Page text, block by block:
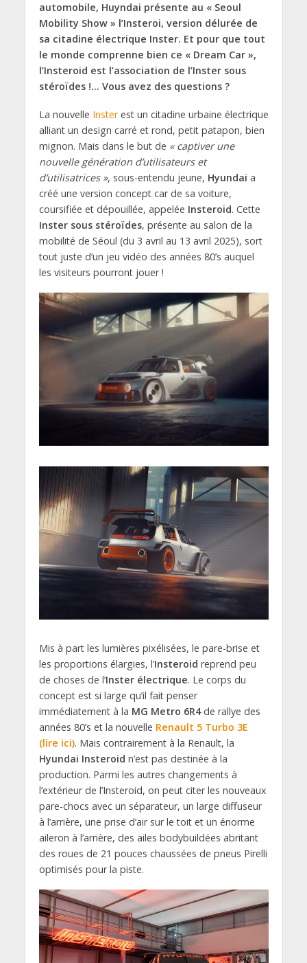
automobile, Huyndai présente au « Seoul
Mobility Show » l’Insteroi, version délurée de
sa citadine électrique Inster. Et pour que tout
le monde comprenne bien ce « Dream Car »,
l’Insteroid est l’association de l’Inster sous
stéroïdes !… Vous avez des questions ?
La nouvelle Insterest un citadine urbaine électrique
alliant un design carré et rond, petit patapon, bien
mignon. Mais dans le but de « captiver une
nouvelle génération d’utilisateurs et
d’utilisatrices », sous-entendu jeune, Hyundai a
créé une version concept car de sa voiture,
coursifiée et dépouillée, appelée Insteroid. Cette
Inster sous stéroïdes, présente au salon de la
mobilité de Séoul (du 3 avril au 13 avril 2025), sort
tout juste d’un jeu vidéo des années 80’s auquel
les visiteurs pourront jouer !
Mis à part les lumières pixélisées, le pare-brise et
les proportions élargies, l’Insteroid reprend peu
de choses de l’Inster électrique. Le corps du
concept est si large qu’il fait penser
immédiatement à la MG Metro 6R4de rallye des
années 80’s et la nouvelle Renault 5 Turbo 3E
(lire ici). Mais contrairement à la Renault, la
Hyundai Insteroid n’est pas destinée à la
production. Parmi les autres changements à
l’extérieur de l’Insteroid, on peut citer les nouveaux
pare-chocs avec un séparateur, un large diffuseur
à l’arrière, une prise d’air sur le toit et un énorme
aileron à l’arrière, des ailes bodybuildées abritant
des roues de 21 pouces chaussées de pneus Pirelli
optimisés pour la piste.